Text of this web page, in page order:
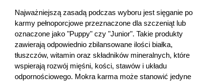
Najważniejszą zasadą podczas wyboru jest sięganie po
karmy pełnoporcjowe przeznaczone dla szczeniąt lub
oznaczone jako "Puppy" czy "Junior". Takie produkty
zawierają odpowiednio zbilansowane ilości białka,
tłuszczów, witamin oraz składników mineralnych, które
wspierają rozwój mięśni, kości, stawów i układu
odpornościowego. Mokra karma może stanowić jedyne